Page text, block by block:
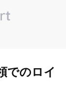
でのロイ